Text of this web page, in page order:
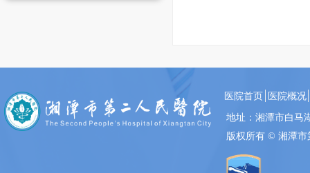
地址：湘潭市白
版权所有 © 湘潭市
医院首页 医院概况